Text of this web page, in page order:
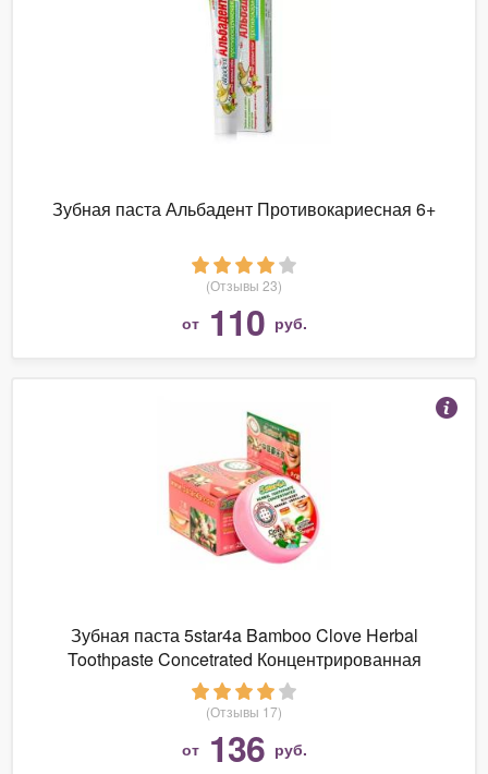
Зубная паста Альбадент Противокариесная 6+
(Отзывы 23)
от 110 руб.
Зубная паста 5star4a Bamboo Clove Herbal
Toothpaste Concetrated Концентрированная
травяная зубная паста с гвоздикой
(Отзывы 17)
от 136 руб.